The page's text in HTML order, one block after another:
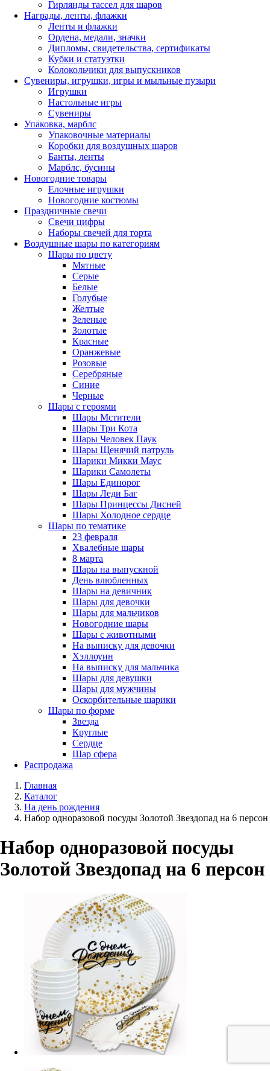
Гирлянды тассел для шаров
Награды, ленты, флажки
Ленты и флажки
Ордена, медали, значки
Дипломы, свидетельства, сертификаты
Кубки и статуэтки
Колокольчики для выпускников
Сувениры, игрушки, игры и мыльные пузыри
Игрушки
Настольные игры
Сувениры
Упаковка, марблс
Упаковочные материалы
Коробки для воздушных шаров
Банты, ленты
Марблс, бусины
Новогодние товары
Елочные игрушки
Новогодние костюмы
Праздничные свечи
Свечи цифры
Наборы свечей для торта
Воздушные шары по категориям
Шары по цвету
Мятные
Серые
Белые
Голубые
Желтые
Зеленые
Золотые
Красные
Оранжевые
Розовые
Серебряные
Синие
Черные
Шары с героями
Шары Мстители
Шары Три Кота
Шары Человек Паук
Шары Щенячий патруль
Шарики Микки Маус
Шарики Самолеты
Шары Единорог
Шары Леди Баг
Шары Принцессы Дисней
Шары Холодное сердце
Шары по тематике
23 февраля
Хвалебные шары
8 марта
Шары на выпускной
День влюбленных
Шары на девичник
Шары для девочки
Шары для мальчиков
Новогодние шары
Шары с животными
На выписку для девочки
Хэллоуин
На выписку для мальчика
Шары для девушки
Шары для мужчины
Оскорбительные шарики
Шары по форме
Звезда
Круглые
Сердце
Шар сфера
Распродажа
Главная
Каталог
На день рождения
Набор одноразовой посуды Золотой Звездопад на 6 персон
Набор одноразовой посуды
Золотой Звездопад на 6 персон